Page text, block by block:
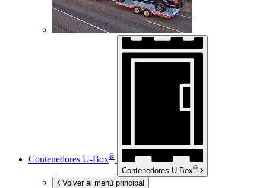
Contenedores U-Box®
Contenedores U-Box®
Volver al menú principal